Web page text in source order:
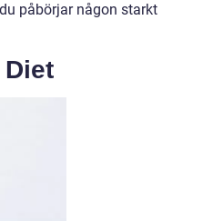
påbörjar någon starkt